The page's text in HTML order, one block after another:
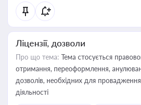
Ліцензії, дозволи
Про що тема: Тема стосується
отримання, переоформлення,
дозволів, необхідних для
діяльності